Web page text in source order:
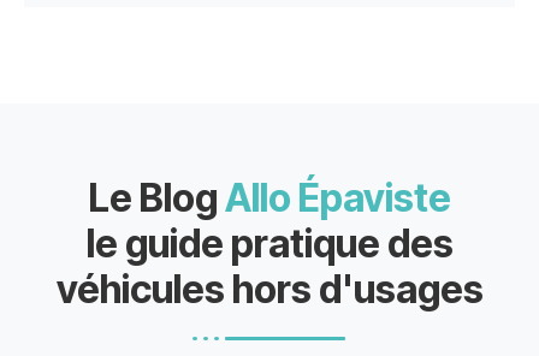
Le BlogAllo Épaviste
le guide pratique des
véhicules hors d'usages